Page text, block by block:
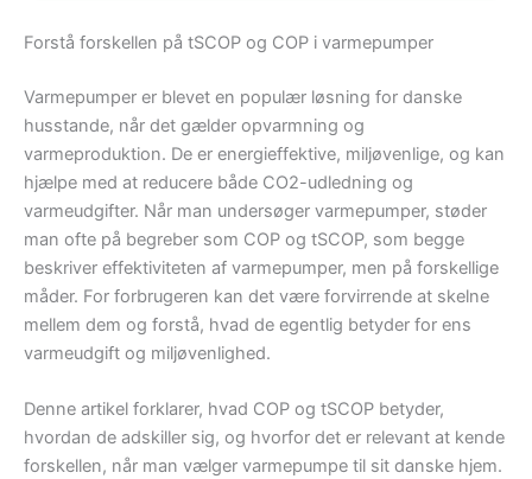
Forstå forskellen på tSCOP og COP i varmepumper
Varmepumper er blevet en populær løsning for danske
husstande, når det gælder opvarmning og
varmeproduktion. De er energieffektive, miljøvenlige, og kan
hjælpe med at reducere både CO2-udledning og
varmeudgifter. Når man undersøger varmepumper, støder
man ofte på begreber som COP og tSCOP, som begge
beskriver effektiviteten af varmepumper, men på forskellige
måder. For forbrugeren kan det være forvirrende at skelne
mellem dem og forstå, hvad de egentlig betyder for ens
varmeudgift og miljøvenlighed.
Denne artikel forklarer, hvad COP og tSCOP betyder,
hvordan de adskiller sig, og hvorfor det er relevant at kende
forskellen, når man vælger varmepumpe til sit danske hjem.